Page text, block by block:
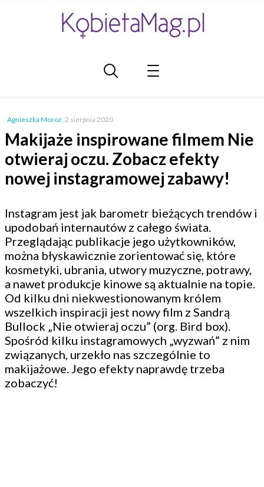
Agnieszka Moroz, 2 sierpnia 2020
Makijaże inspirowane filmem Nie
otwieraj oczu. Zobacz efekty
nowej instagramowej zabawy!
Instagram jest jak barometr bieżących trendów i
upodobań internautów z całego świata.
Przeglądając publikacje jego użytkowników,
można błyskawicznie zorientować się, które
kosmetyki, ubrania, utwory muzyczne, potrawy,
a nawet produkcje kinowe są aktualnie na topie.
Od kilku dni niekwestionowanym królem
wszelkich inspiracji jest nowy film z Sandrą
Bullock „Nie otwieraj oczu” (org. Bird box).
Spośród kilku instagramowych „wyzwań” z nim
związanych, urzekło nas szczególnie to
makijażowe. Jego efekty naprawdę trzeba
zobaczyć!